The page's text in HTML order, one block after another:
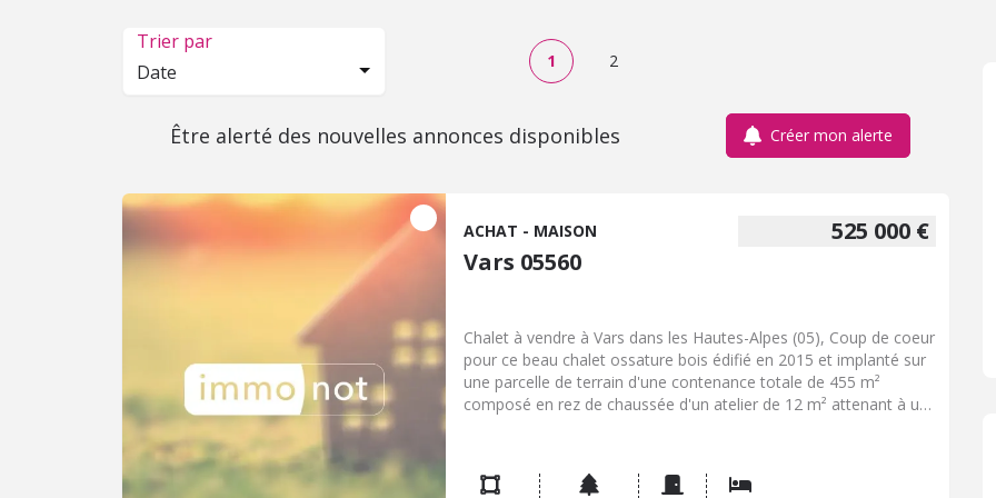
Trier par
Date
1 2
Être alerté des nouvelles annonces disponibles Créer mon alerte
525 000 €
ACHAT - MAISON
Vars 05560
Chalet à vendre à Vars dans les Hautes-Alpes (05), Coup de coeur
pour ce beau chalet ossature bois édifié en 2015 et implanté sur
une parcelle de terrain d'une contenance totale de 455 m²
composé en rez de chaussée d'un atelier de 12 m² attenant à un
avec wc et buanderie, un espace de vie ouvert comprenant une
cuisine équipée, séjour et salon avec poêle à granulés le tout